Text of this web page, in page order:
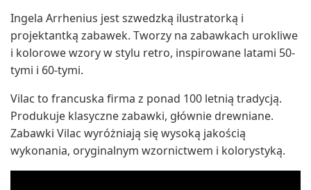
Ingela Arrhenius jest szwedzką ilustratorką i
projektantką zabawek. Tworzy na zabawkach urokliwe
i kolorowe wzory w stylu retro, inspirowane latami 50-
tymi i 60-tymi.
Vilac to francuska firma z ponad 100 letnią tradycją.
Produkuje klasyczne zabawki, głównie drewniane.
Zabawki Vilac wyróżniają się wysoką jakością
wykonania, oryginalnym wzornictwem i kolorystyką.